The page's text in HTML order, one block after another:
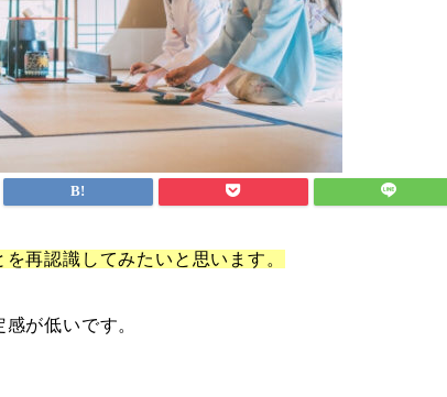
再認識してみたいと思います。
が低いです。